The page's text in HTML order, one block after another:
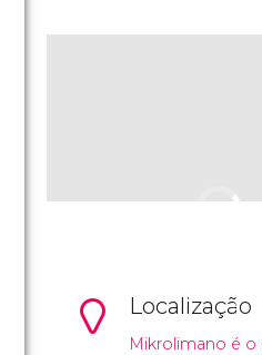
Localização
Mikrolimano é